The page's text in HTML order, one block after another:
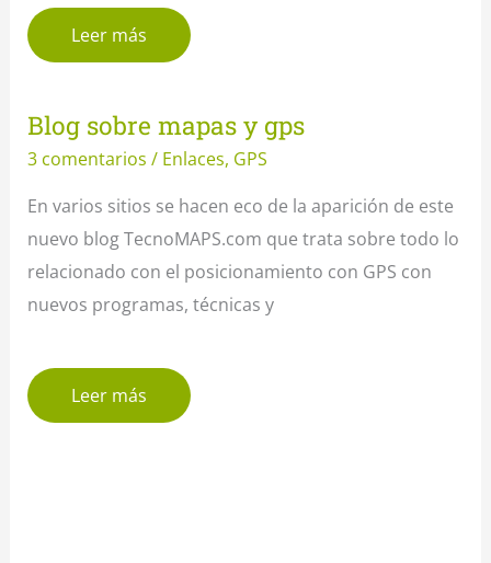
Leer más
Blog sobre mapas y gps
3 comentarios / Enlaces, GPS
En varios sitios se hacen eco de la aparición de este
nuevo blog TecnoMAPS.com que trata sobre todo lo
relacionado con el posicionamiento con GPS con
nuevos programas, técnicas y
Leer más